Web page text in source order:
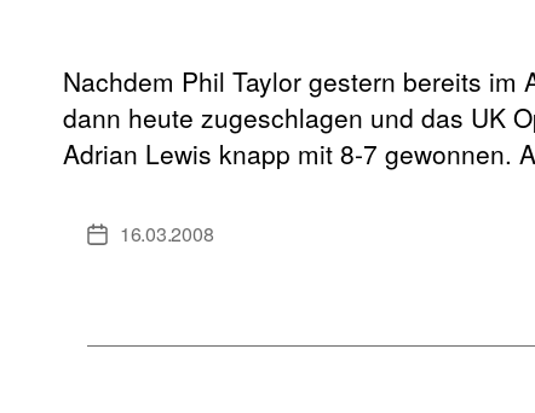
Nachdem Phil Taylor gestern bereits
dann heute zugeschlagen und das UK
Adrian Lewis knapp mit 8-7 gewonnen.
Veröffentlichungsdatum
16.03.2008